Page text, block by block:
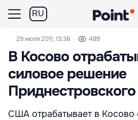
RU
29 июля 2011, 13:38 489
В Косово
силовое решение
США отрабатывает в Косово